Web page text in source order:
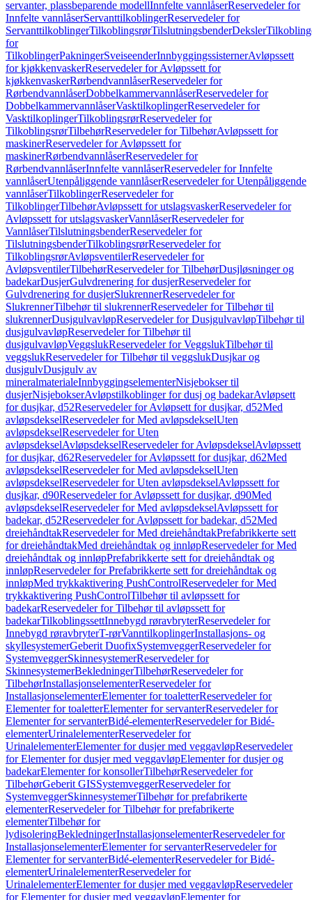
servanter, plassbeparende modellInnfelte vannlåserReservedeler for
Innfelte vannlåserServanttilkoblingerReservedeler for
ServanttilkoblingerTilkoblingsrørTilslutningsbenderDeksler
for
TilkoblingerPakningerSveiseenderInnbyggingssisternerAvløpssett
for kjøkkenvaskerReservedeler for Avløpssett for
kjøkkenvaskerRørbendvannlåserReservedeler for
RørbendvannlåserDobbelkammervannlåserReservedeler for
DobbelkammervannlåserVasktilkoplingerReservedeler for
VasktilkoplingerTilkoblingsrørReservedeler for
TilkoblingsrørTilbehørReservedeler for TilbehørAvløpssett for
maskinerReservedeler for Avløpssett for
maskinerRørbendvannlåserReservedeler for
RørbendvannlåserInnfelte vannlåserReservedeler for Innfelte
vannlåserUtenpåliggende vannlåserReservedeler for Utenpåliggende
vannlåserTilkoblingerReservedeler for
TilkoblingerTilbehørAvløpssett for utslagsvaskerReservedeler for
Avløpssett for utslagsvaskerVannlåserReservedeler for
VannlåserTilslutningsbenderReservedeler for
TilslutningsbenderTilkoblingsrørReservedeler for
TilkoblingsrørAvløpsventilerReservedeler for
AvløpsventilerTilbehørReservedeler for TilbehørDusjløsninger og
badekarDusjerGulvdrenering for dusjerReservedeler for
Gulvdrenering for dusjerSlukrennerReservedeler for
SlukrennerTilbehør til slukrennerReservedeler for Tilbehør til
slukrennerDusjgulvavløpReservedeler for DusjgulvavløpTilbehør til
dusjgulvavløpReservedeler for Tilbehør til
dusjgulvavløpVeggslukReservedeler for VeggslukTilbehør til
veggslukReservedeler for Tilbehør til veggslukDusjkar og
dusjgulvDusjgulv av
mineralmaterialeInnbyggingselementerNisjebokser til
dusjerNisjebokserAvløpstilkoblinger for dusj og badekarAvløpsett
for dusjkar, d52Reservedeler for Avløpsett for dusjkar, d52Med
avløpsdekselReservedeler for Med avløpsdekselUten
avløpsdekselReservedeler for Uten
avløpsdekselAvløpsdekselReservedeler for AvløpsdekselAvløpssett
for dusjkar, d62Reservedeler for Avløpssett for dusjkar, d62Med
avløpsdekselReservedeler for Med avløpsdekselUten
avløpsdekselReservedeler for Uten avløpsdekselAvløpssett for
dusjkar, d90Reservedeler for Avløpssett for dusjkar, d90Med
avløpsdekselReservedeler for Med avløpsdekselAvløpssett for
badekar, d52Reservedeler for Avløpssett for badekar, d52Med
dreiehåndtakReservedeler for Med dreiehåndtakPrefabrikkerte sett
for dreiehåndtakMed dreiehåndtak og innløpReservedeler for Med
dreiehåndtak og innløpPrefabrikkerte sett for dreiehåndtak og
innløpReservedeler for Prefabrikkerte sett for dreiehåndtak og
innløpMed trykkaktivering PushControlReservedeler for Med
trykkaktivering PushControlTilbehør til avløpssett for
badekarReservedeler for Tilbehør til avløpssett for
badekarTilkoblingssettInnebygd røravbryterReservedeler for
Innebygd røravbryterT-rørVanntilkoplingerInstallasjons- og
skyllesystemerGeberit DuofixSystemveggerReservedeler for
SystemveggerSkinnesystemerReservedeler for
SkinnesystemerBekledningerTilbehørReservedeler for
TilbehørInstallasjonselementerReservedeler for
InstallasjonselementerElementer for toaletterReservedeler for
Elementer for toaletterElementer for servanterReservedeler for
Elementer for servanterBidé-elementerReservedeler for Bidé-
elementerUrinalelementerReservedeler for
UrinalelementerElementer for dusjer med veggavløpReservedeler
for Elementer for dusjer med veggavløpElementer for dusjer og
badekarElementer for konsollerTilbehørReservedeler for
TilbehørGeberit GISSystemveggerReservedeler for
SystemveggerSkinnesystemerTilbehør for prefabrikerte
elementerReservedeler for Tilbehør for prefabrikerte
elementerTilbehør for
lydisoleringBekledningerInstallasjonselementerReservedeler for
InstallasjonselementerElementer for servanterReservedeler for
Elementer for servanterBidé-elementerReservedeler for Bidé-
elementerUrinalelementerReservedeler for
UrinalelementerElementer for dusjer med veggavløpReservedeler
for Elementer for dusjer med veggavløpElementer for